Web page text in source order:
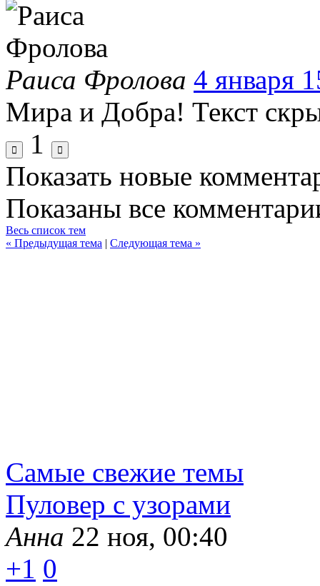
Раиса Фролова 4 января
Мира и Добра! Текст
1
Показать новые
Показаны все
Весь список тем
« Предыдущая тема | Следующая тема »
Самые свежие темы
Пуловер с узорами
Анна 22 ноя, 00:40
+1 0